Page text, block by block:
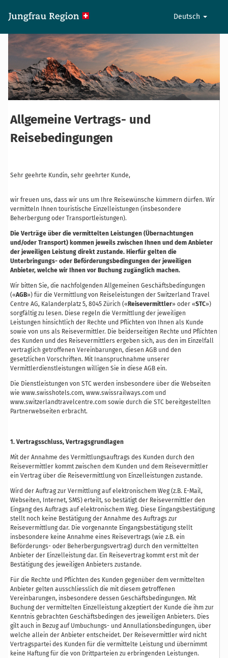
Deutsch
Allgemeine Vertrags- und
Reisebedingungen
Sehr geehrte Kundin, sehr geehrter Kunde,
wir freuen uns, dass wir uns um Ihre Reisewünsche kümmern dürfen. Wir
vermitteln Ihnen touristische Einzelleistungen (insbesondere
Beherbergung oder Transportleistungen).
Die Verträge über die vermittelten Leistungen (Übernachtungen
und/oder Transport) kommen jeweils zwischen Ihnen und dem Anbieter
der jeweiligen Leistung direkt zustande. Hierfür gelten die
Unterbringungs- oder Beförderungsbedingungen der jeweiligen
Anbieter, welche wir Ihnen vor Buchung zugänglich machen.
Wir bitten Sie, die nachfolgenden Allgemeinen Geschäftsbedingungen
(«AGB») für die Vermittlung von Reiseleistungen der Switzerland Travel
Centre AG, Kalanderplatz 5, 8045 Zürich (« Reisevermittler» oder «STC»)
sorgfältig zu lesen. Diese regeln die Vermittlung der jeweiligen
Leistungen hinsichtlich der Rechte und Pflichten von Ihnen als Kunde
sowie von uns als Reisevermittler. Die beiderseitigen Rechte und Pflichten
des Kunden und des Reisevermittlers ergeben sich, aus den im Einzelfall
vertraglich getroffenen Vereinbarungen, diesen AGB und den
gesetzlichen Vorschriften. Mit Inanspruchnahme unserer
Vermittlerdienstleistungen willigen Sie in diese AGB ein.
Die Dienstleistungen von STC werden insbesondere über die Webseiten
wie www.swisshotels.com, www.swissrailways.com und
www.switzerlandtravelcentre.com sowie durch die STC bereitgestellten
Partnerwebseiten erbracht.
1. Vertragsschluss, Vertragsgrundlagen
Mit der Annahme des Vermittlungsauftrags des Kunden durch den
Reisevermittler kommt zwischen dem Kunden und dem Reisevermittler
ein Vertrag über die Reisevermittlung von Einzelleistungen zustande.
Wird der Auftrag zur Vermittlung auf elektronischem Weg (z.B. E-Mail,
Webseiten, Internet, SMS) erteilt, so bestätigt der Reisevermittler den
Eingang des Auftrags auf elektronischem Weg. Diese Eingangsbestätigung
stellt noch keine Bestätigung der Annahme des Auftrags zur
Reisevermittlung dar. Die vorgenannte Eingangsbestätigung stellt
insbesondere keine Annahme eines Reisevertrags (wie z.B. ein
Beförderungs- oder Beherbergungsvertrag) durch den vermittelten
Anbieter der Einzelleistung dar. Ein Reisevertrag kommt erst mit der
Bestätigung des jeweiligen Anbieters zustande.
Für die Rechte und Pflichten des Kunden gegenüber dem vermittelten
Anbieter gelten ausschliesslich die mit diesem getroffenen
Vereinbarungen, insbesondere dessen Geschäftsbedingungen. Mit
Buchung der vermittelten Einzelleistung akzeptiert der Kunde die ihm zur
Kenntnis gebrachten Geschäftsbedingen des jeweiligen Anbieters. Dies
gilt auch in Bezug auf Umbuchungs- und Annullationsbedingungen, über
welche allein der Anbieter entscheidet. Der Reisevermittler wird nicht
Vertragspartei des Kunden für die vermittelte Leistung und übernimmt
keine Haftung für die von Drittparteien zu erbringenden Leistungen.